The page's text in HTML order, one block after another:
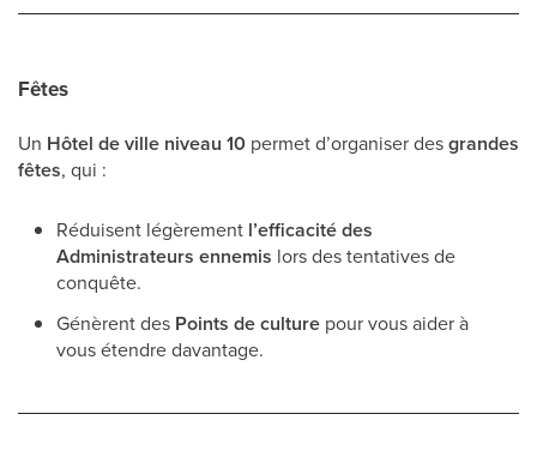
Fêtes
Un Hôtel de ville niveau 10 permet d’organiser desgrandes
fêtes, qui :
Réduisent légèrement l’efficacité des
Administrateurs ennemis lors des tentatives de
conquête.
Génèrent des Points de culture pour vous aider à
vous étendre davantage.